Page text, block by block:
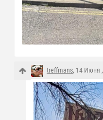
treffmans, 14 Июня ,